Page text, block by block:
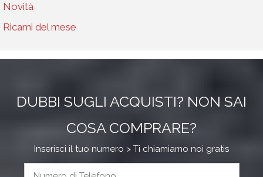
Novità
Ricami del mese
DUBBI SUGLI ACQUISTI? NON SAI
COSA COMPRARE?
Inserisci il tuo numero > Ti chiamiamo noi gratis